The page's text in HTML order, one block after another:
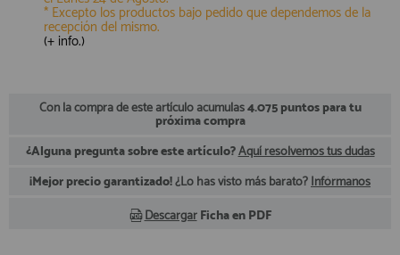
910 60 71 03
HORARIO de TIENDA:
910 51 49 87 Solo para
Whatsapp
info@francobordo.com
* Excepto los productos bajo pedido que dependemos de la
recepción del mismo.
(+ info.)
Con la compra de este artículo acumulas4.075 puntos para tu
próxima compra
¿Alguna pregunta sobre este artículo?Aquí resolvemos tus dudas
¡Mejor precio garantizado!¿Lo has visto más barato?Infórmanos
Descargar Ficha en PDF